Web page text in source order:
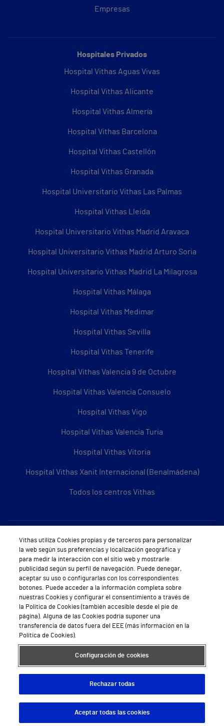
Empresas
Hospitales Privados
Hospital Vithas Aguas Vivas
Hospital Vithas Alicante
Hospital Vithas Almería
Hospital Vithas Barcelona
Hospital Vithas Castellón
Hospital Vithas Granada
Hospital Universitario Vithas Las Palmas
Hospital Vithas Lleida
Hospital Universitario Vithas Madrid Aravaca
Hospital Universitario Vithas Madrid Arturo Soria
Hospital Universitario Vithas Madrid La Milagrosa
Hospital Vithas Málaga
Hospital Vithas Medimar
Hospital Vithas Sevilla
Hospital Vithas Tenerife
Hospital Vithas Valencia 9 de Octubre
Hospital Vithas Valencia Consuelo
Hospital Vithas Vigo
Hospital Vithas Valencia Turia
Hospital Vithas Vitoria
Hospital Vithas Xanit Internacional (Benalmádena)
Todos los centros Vithas
Sobre Vithas
Quiénes somos
Trabajar en Vithas
Teléfono Cita Médica
Teléfono Atención al Cliente
Política de seguridad y salud en el trabajo
Conoce a Supervita
Aviso Legal Política de cookies Política de privacidad Mapa web Protección de datos
Descargar App
Vithas utiliza Cookies propias y de terceros para personalizar
la web según sus preferencias y localización geográfica y
para medir la interacción con el sitio web y mostrarle
publicidad según su perfil de navegación. Puede denegar,
aceptar su uso o configurarlas con los correspondientes
botones. Puede acceder a la información completa sobre
nuestras Cookies y configurar el consentimiento a través de
la Política de Cookies (también accesible desde el pie de
página). Alguna de las Cookies podría suponer una
transferencia de datos fuera del EEE (más información en la
Política de Cookies).
Configuración de cookies
Rechazar todas
Aceptar todas las cookies